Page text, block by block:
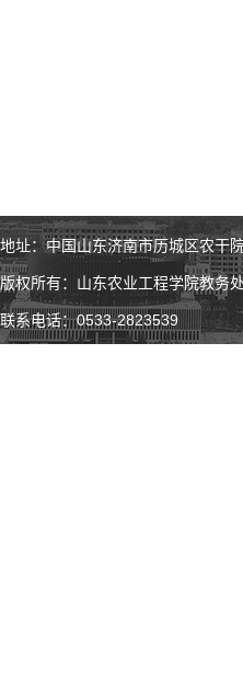
地址：中国山东济南市历城区农干
版权所有：山东农业工程学院教务
联系电话：0533-2823539